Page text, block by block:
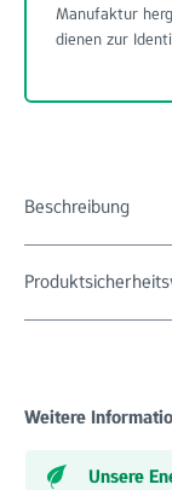
Manufaktur
dienen zur
Beschreibung
Weitere
Unsere